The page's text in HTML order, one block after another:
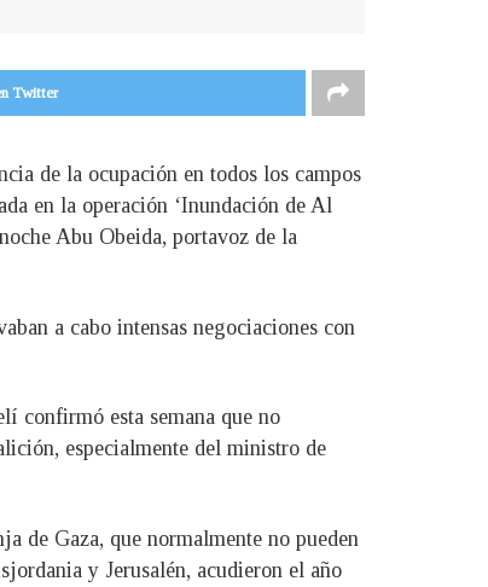
Twitter
de la ocupación en todos los campos
en la operación ‘Inundación de Al
Abu Obeida, portavoz de la
a cabo intensas negociaciones con
confirmó esta semana que no
especialmente del ministro de
de Gaza, que normalmente no pueden
y Jerusalén, acudieron el año